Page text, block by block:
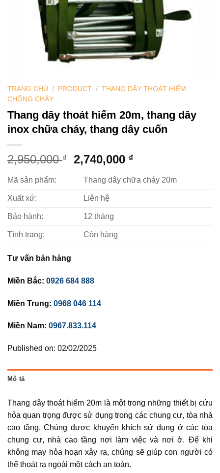
TRANG CHỦ / PRODUCT / THANG DÂY THOÁT HIỂM
CHỐNG CHÁY
Thang dây thoát hiểm 20m, thang dây
inox chữa cháy, thang dây cuốn
2,950,000₫
Giá
là:
2,950,000 ₫.
2,740,000 ₫Giá
tại
Mã sản phẩm: Thang dây chữa cháy 20m
Xuất xứ: Liên hệ
Bảo hành: 12 tháng
Tình trạng: Còn hàng
Tư vấn bán hàng
Miền Bắc: 0926 684 888
Miền Trung: 0968 046 114
Miền Nam: 0967.833.114
Published on: 02/02/2025
Mô tả
Thang dây thoát hiểm 20m là một trong những thiết bị cứu
hỏa quan trọng được sử dụng trong các chung cư, tòa nhà
cao tầng. Chúng được khuyến khích sử dụng ở các tòa
chung cư, nhà cao tầng nơi làm việc và nơi ở. Để khi
không may hỏa hoạn xảy ra, chúng sẽ giúp con người có
thể thoát ra ngoài một cách an toàn.